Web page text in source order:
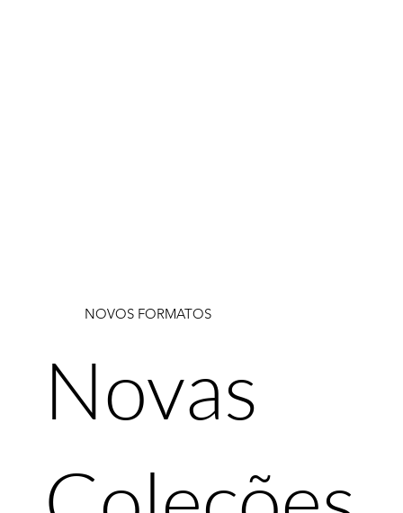
NOVOS FORMATOS
Novas